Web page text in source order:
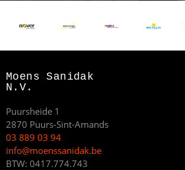
Moens Sanidak
N.V.
Puursheide 1
2870 Puurs-Sint-Amands
03 889 03 94
info@moenssanidak.be
BTW: 0417.774.743